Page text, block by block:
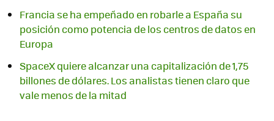
Francia se ha empeñado en robarle a España su
posición como potencia de los centros de datos en
Europa
SpaceX quiere alcanzar una capitalización de 1,75
billones de dólares. Los analistas tienen claro que
vale menos de la mitad